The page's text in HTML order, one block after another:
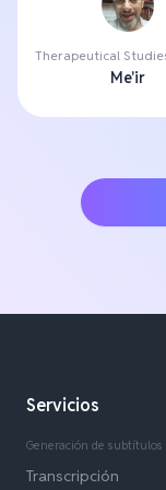
Therapeutical
Me'ir
Servicios
Generación de subtítulos
Transcripción